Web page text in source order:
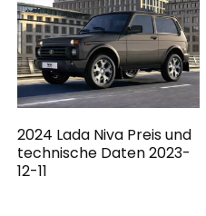
2024 Lada Niva Preis und
technische Daten 2023-
12-11